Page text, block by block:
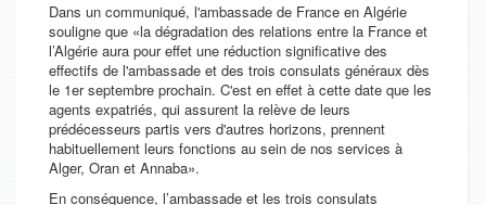
Dans un communiqué, l'ambassade de France en Algérie
souligne que «la dégradation des relations entre la France et
l’Algérie aura pour effet une réduction significative des
effectifs de l'ambassade et des trois consulats généraux dès
le 1er septembre prochain. C'est en effet à cette date que les
agents expatriés, qui assurent la relève de leurs
prédécesseurs partis vers d'autres horizons, prennent
habituellement leurs fonctions au sein de nos services à
Alger, Oran et Annaba».
En conséquence, l’ambassade et les trois consulats